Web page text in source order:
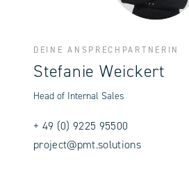
DEINE ANSPRECHPARTNERIN
Stefanie Weickert
Head of Internal Sales
+ 49 (0) 9225 95500
project@pmt.solutions